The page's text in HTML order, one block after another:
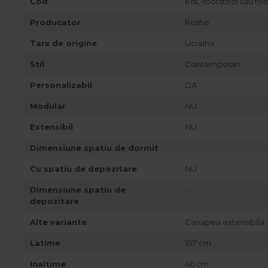
Best Sleep
SalteleProducator Roshe
Tara de origine Ucraina
Stil Contemporan
Personalizabil DA
Modular NU
Extensibil NU
Dimensiune spatiu de dormit -
Cu spatiu de depozitare NU
Dimensiune spatiu de
depozitare
-
Alte variante Canapea extensibila
Latime 107 cm
Inaltime 46 cm